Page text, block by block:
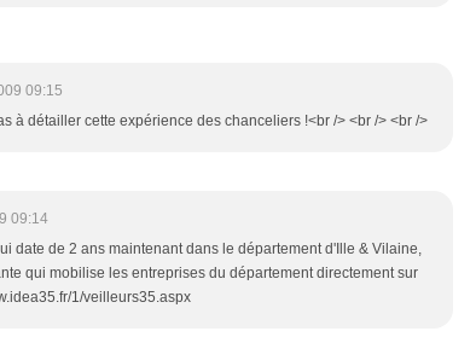
09:15
à détailler cette expérience des chanceliers !<br /> <br /> <br />
09:14
date de 2 ans maintenant dans le département d'Ille & Vilaine,
qui mobilise les entreprises du département directement sur
1/veilleurs35.aspx